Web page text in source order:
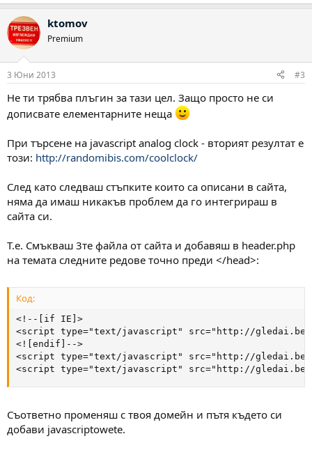
ktomov
Premium
3 Юни 2013 #3
Не ти трябва плъгин за тази цел. Защо просто не си
дописвате елементарните неща
При търсене на javascript analog clock - вторият резултат е
този: http://randomibis.com/coolclock/
След като следваш стъпките които са описани в сайта,
няма да имаш никакъв проблем да го интегрираш в
сайта си.
Т.е. Смъкваш 3те файла от сайта и добавяш в header.php
на темата следните редове точно преди </head>:
Код:
<!--[if IE]>
<script type="text/javascript" src="http://gledai.be/
<![endif]-->
<script type="text/javascript" src="http://gledai.be/
<script type="text/javascript" src="http://gledai.be/
Съответно променяш с твоя домейн и пътя където си
добави javascriptowete.